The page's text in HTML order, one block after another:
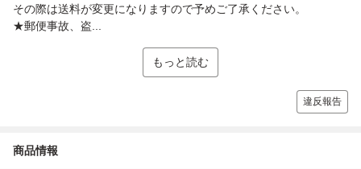
その際は送料が変更になりますので予めご了承ください。
★郵便事故、盗...
もっと読む
違反報告
商品情報